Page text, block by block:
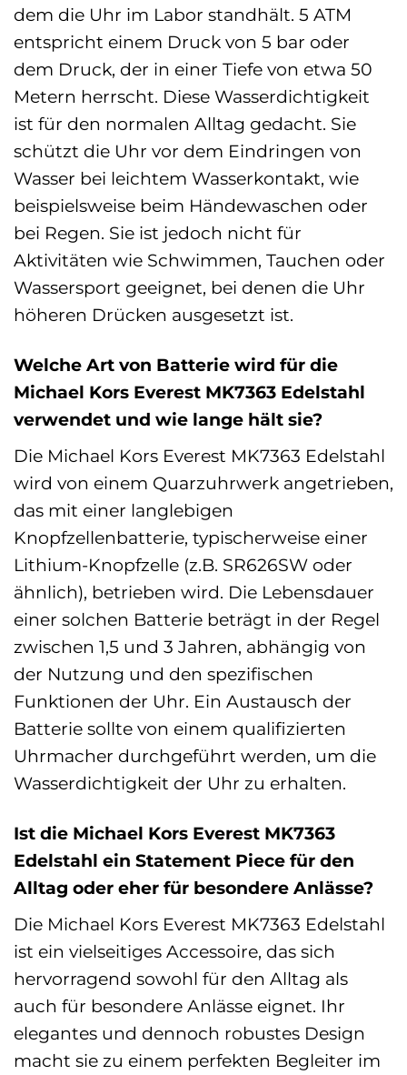
dem die Uhr im Labor standhält. 5 ATM
entspricht einem Druck von 5 bar oder
dem Druck, der in einer Tiefe von etwa 50
Metern herrscht. Diese Wasserdichtigkeit
ist für den normalen Alltag gedacht. Sie
schützt die Uhr vor dem Eindringen von
Wasser bei leichtem Wasserkontakt, wie
beispielsweise beim Händewaschen oder
bei Regen. Sie ist jedoch nicht für
Aktivitäten wie Schwimmen, Tauchen oder
Wassersport geeignet, bei denen die Uhr
höheren Drücken ausgesetzt ist.
Welche Art von Batterie wird für die
Michael Kors Everest MK7363 Edelstahl
verwendet und wie lange hält sie?
Die Michael Kors Everest MK7363 Edelstahl
wird von einem Quarzuhrwerk angetrieben,
das mit einer langlebigen
Knopfzellenbatterie, typischerweise einer
Lithium-Knopfzelle (z.B. SR626SW oder
ähnlich), betrieben wird. Die Lebensdauer
einer solchen Batterie beträgt in der Regel
zwischen 1,5 und 3 Jahren, abhängig von
der Nutzung und den spezifischen
Funktionen der Uhr. Ein Austausch der
Batterie sollte von einem qualifizierten
Uhrmacher durchgeführt werden, um die
Wasserdichtigkeit der Uhr zu erhalten.
Ist die Michael Kors Everest MK7363
Edelstahl ein Statement Piece für den
Alltag oder eher für besondere Anlässe?
Die Michael Kors Everest MK7363 Edelstahl
ist ein vielseitiges Accessoire, das sich
hervorragend sowohl für den Alltag als
auch für besondere Anlässe eignet. Ihr
elegantes und dennoch robustes Design
macht sie zu einem perfekten Begleiter im